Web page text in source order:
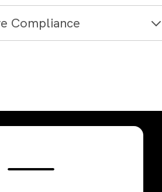
Compliance